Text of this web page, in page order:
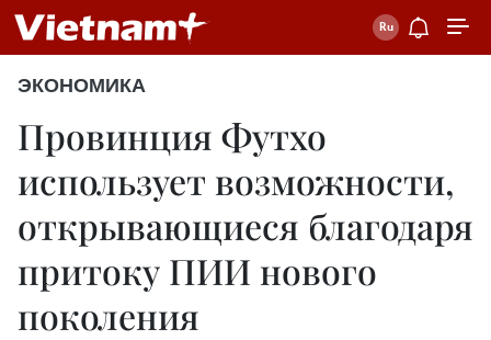
ЭКОНОМИКА
Провинция Футхо
использует возможности,
открывающиеся благодаря
притоку ПИИ нового
поколения